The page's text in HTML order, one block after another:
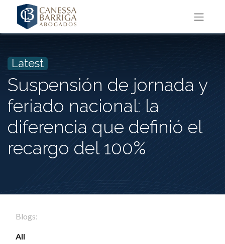
Latest
Suspensión de jornada y
feriado nacional: la
diferencia que definió el
recargo del 100%
Blogs:
All